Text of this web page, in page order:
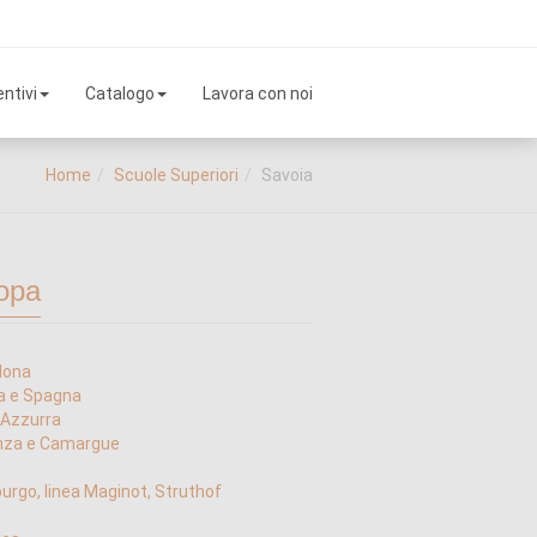
Catalogo Lavora con noi
Home Scuole Superiori Savoia
e Spagna
e Camargue
linea Maginot, Struthof